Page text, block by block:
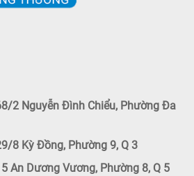
2 Nguyễn Đình Chiểu, Phường Đa
8 Kỳ Đồng, Phường 9, Q 3
An Dương Vương, Phường 8, Q 5